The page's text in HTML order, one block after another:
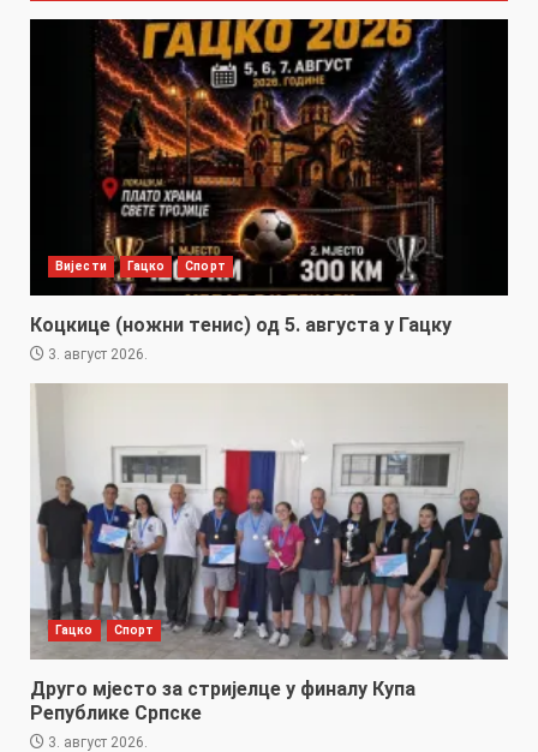
Вијести Гацко Спорт
Коцкице (ножни тенис) од 5. августа у Гацку
3. август 2026.
Гацко Спорт
Друго мјесто за стријелце у финалу Купа
Републике Српске
3. август 2026.